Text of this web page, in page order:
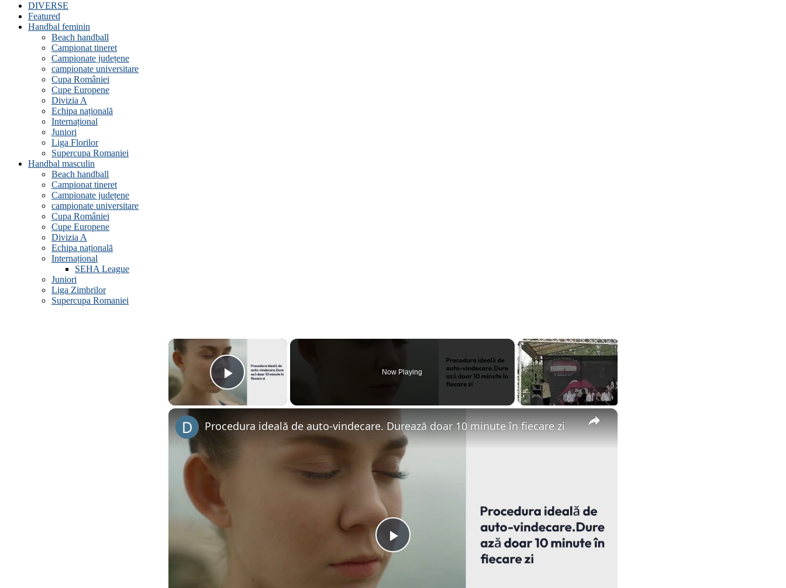
DIVERSE
Featured
Handbal feminin
Beach handball
Campionat tineret
Campionate județene
campionate universitare
Cupa României
Cupe Europene
Divizia A
Echipa națională
Internațional
Juniori
Liga Florilor
Supercupa Romaniei
Handbal masculin
Beach handball
Campionat tineret
Campionate județene
campionate universitare
Cupa României
Cupe Europene
Divizia A
Echipa națională
Internațional
SEHA League
Juniori
Liga Zimbrilor
Supercupa Romaniei
×
Play Video
Now Playing
×
Play
Procedura ideală de auto-vindecare. Durează doar 10 minute în fiecare zi